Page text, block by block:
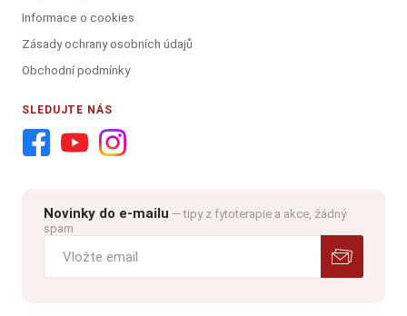
Informace o cookies
Zásady ochrany osobních údajů
Obchodní podmínky
SLEDUJTE NÁS
Novinky do e-mailu — tipy z fytoterapie a akce, žádný
spam